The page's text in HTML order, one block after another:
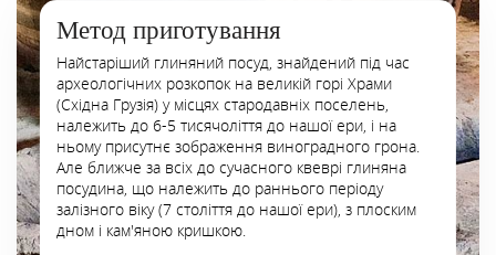
Метод приготування
Найстаріший глиняний посуд, знайдений під час
археологічних розкопок на великій горі Храми
(Східна Грузія) у місцях стародавніх поселень,
належить до 6-5 тисячоліття до нашої ери, і на
ньому присутнє зображення виноградного грона.
Але ближче за всіх до сучасного квеврі глиняна
посудина, що належить до раннього періоду
залізного віку (7 століття до нашої ери), з плоским
дном і кам'яною кришкою.